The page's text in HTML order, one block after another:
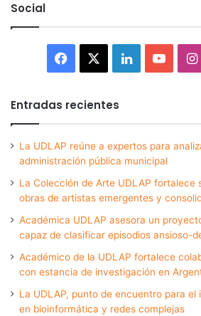
Social
Facebook LinkedIn
Entradas recientes
La UDLAP reúne a expertos para
administración pública municipal
La Colección de Arte UDLAP fortalece
obras de artistas emergentes y
Académica UDLAP asesora un
capaz de clasificar episodios ansioso-
Académico de la UDLAP fortalece
con estancia de investigación en
La UDLAP, punto de encuentro para
en bioinformática y redes complejas